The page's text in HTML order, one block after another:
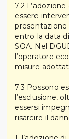
7.2
essere
entro la data
SOA. Nel
l’operatore
misure
7.3 Possono
l’esclusione,
essersi
risarcire il